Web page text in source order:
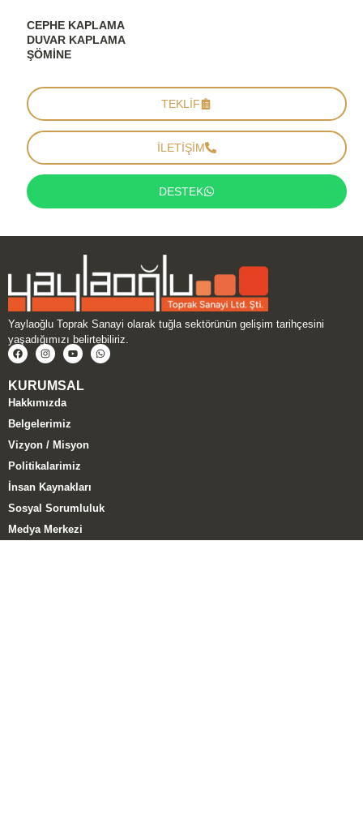
CEPHE KAPLAMA
DUVAR KAPLAMA
ŞÖMINE
TEKLİF
İLETİŞİM
DESTEK
Yaylaoğlu Toprak Sanayi olarak tuğla sektörünün gelişim tarihçesini
yaşadığımızı belirtebiliriz.
KURUMSAL
Hakkımızda
Belgelerimiz
Vizyon / Misyon
Politikalarimiz
İnsan Kaynakları
Sosyal Sorumluluk
Medya Merkezi